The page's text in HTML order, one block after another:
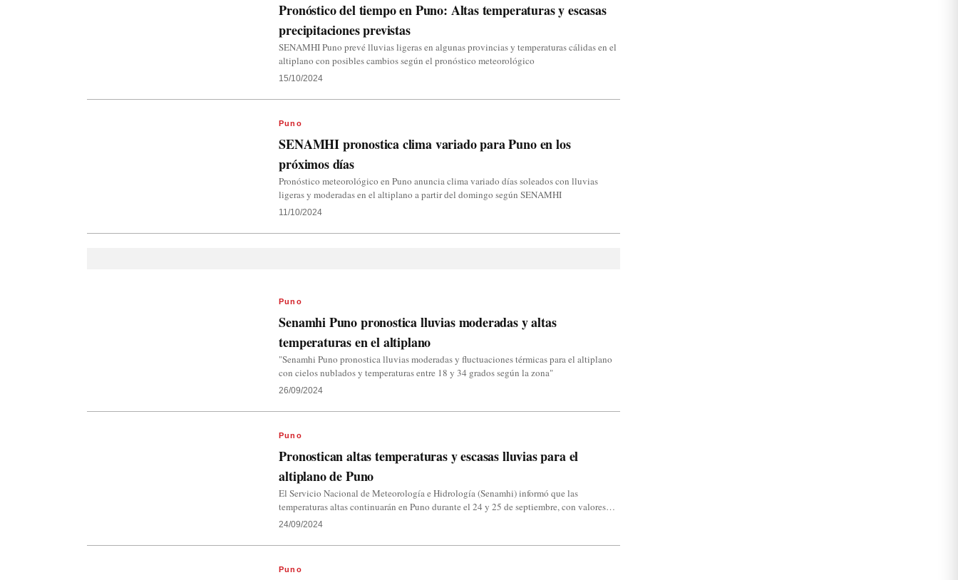
Pronóstico del tiempo en Puno: Altas temperaturas y escasas
precipitaciones previstas
SENAMHI Puno prevé lluvias ligeras en algunas provincias y temperaturas cálidas en el
altiplano con posibles cambios según el pronóstico meteorológico
15/10/2024
Puno
SENAMHI pronostica clima variado para Puno en los
próximos días
Pronóstico meteorológico en Puno anuncia clima variado días soleados con lluvias
ligeras y moderadas en el altiplano a partir del domingo según SENAMHI
11/10/2024
Puno
Senamhi Puno pronostica lluvias moderadas y altas
temperaturas en el altiplano
"Senamhi Puno pronostica lluvias moderadas y fluctuaciones térmicas para el altiplano
con cielos nublados y temperaturas entre 18 y 34 grados según la zona"
26/09/2024
Puno
Pronostican altas temperaturas y escasas lluvias para el
altiplano de Puno
El Servicio Nacional de Meteorología e Hidrología (Senamhi) informó que las
temperaturas altas continuarán en Puno durante el 24 y 25 de septiembre, con valores…
24/09/2024
Puno